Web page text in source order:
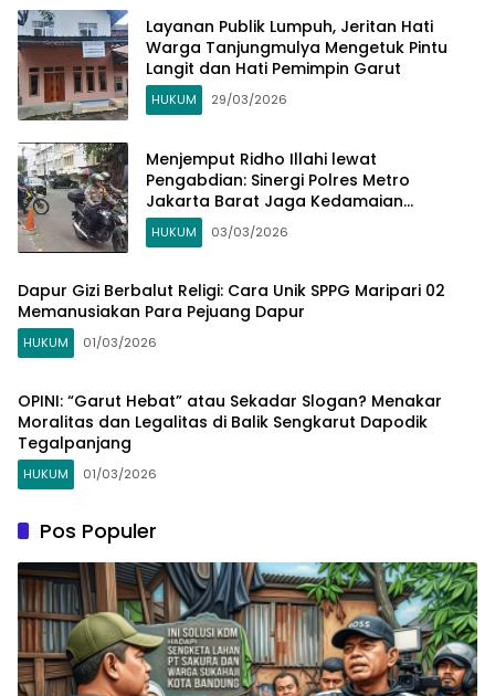
Layanan Publik Lumpuh, Jeritan Hati
Warga Tanjungmulya Mengetuk Pintu
Langit dan Hati Pemimpin Garut
HUKUM 29/03/2026
Menjemput Ridho Illahi lewat
Pengabdian: Sinergi Polres Metro
Jakarta Barat Jaga Kedamaian
Ramadhan di Roa Malaka
HUKUM 03/03/2026
Dapur Gizi Berbalut Religi: Cara Unik SPPG Maripari 02
Memanusiakan Para Pejuang Dapur
HUKUM 01/03/2026
OPINI: “Garut Hebat” atau Sekadar Slogan? Menakar
Moralitas dan Legalitas di Balik Sengkarut Dapodik
Tegalpanjang
HUKUM 01/03/2026
Pos Populer